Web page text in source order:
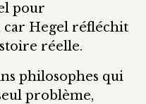
pour
car Hegel réfléchit
réelle.
philosophes qui
problème,